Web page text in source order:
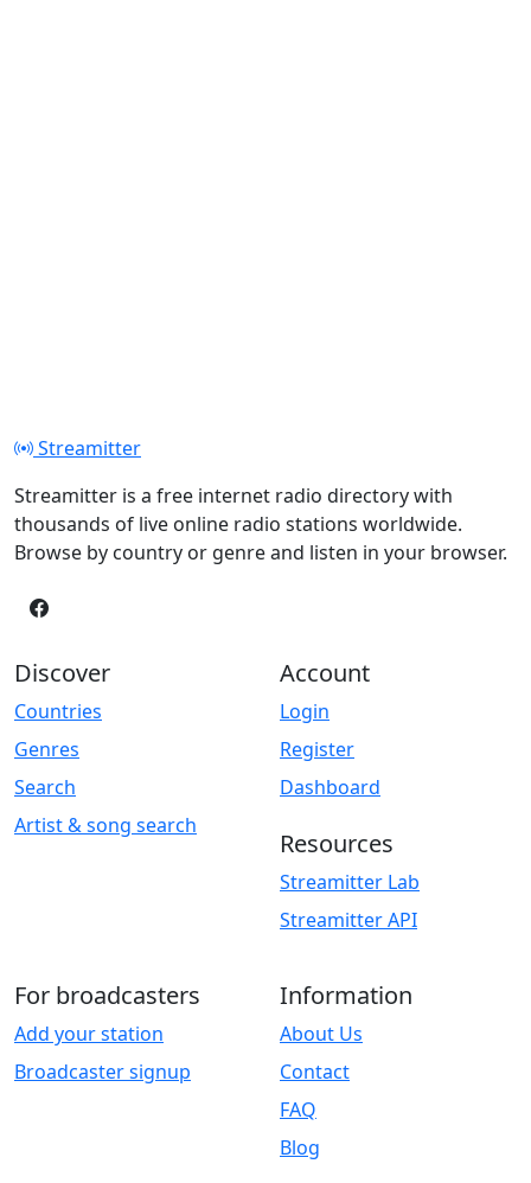
Streamitter
Streamitter is a free internet radio directory with
thousands of live online radio stations worldwide.
Browse by country or genre and listen in your browser.
Discover
Countries
Genres
Search
Artist & song search
Account
Login
Register
Dashboard
Resources
Streamitter Lab
Streamitter API
For broadcasters
Add your station
Broadcaster signup
Information
About Us
Contact
FAQ
Blog